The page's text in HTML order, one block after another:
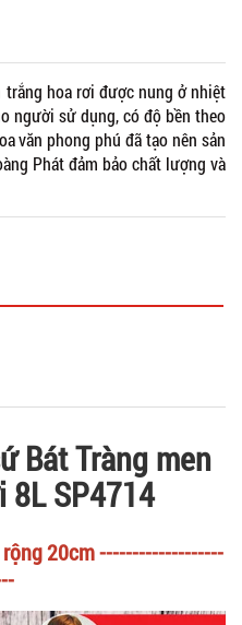
hoa rơi được nung ở nhiệt
người sử dụng, có độ bền theo
văn phong phú đã tạo nên sản
Phát đảm bảo chất lượng và
Bát Tràng men
8L SP4714
20cm -------------------